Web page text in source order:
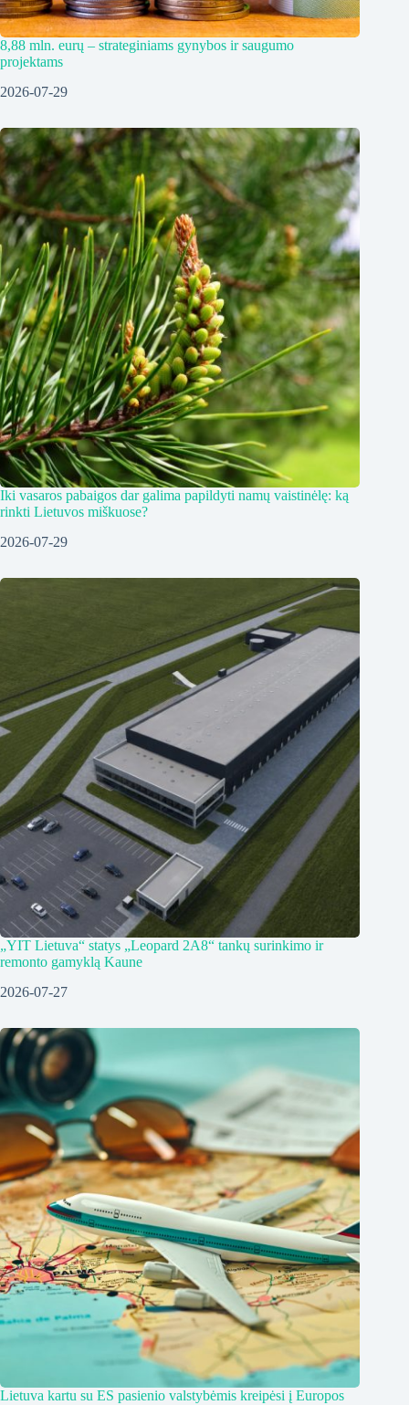
8,88 mln. eurų – strateginiams gynybos ir saugumo
projektams
2026-07-29
Iki vasaros pabaigos dar galima papildyti namų vaistinėlę: ką
rinkti Lietuvos miškuose?
2026-07-29
„YIT Lietuva“ statys „Leopard 2A8“ tankų surinkimo ir
remonto gamyklą Kaune
2026-07-27
Lietuva kartu su ES pasienio valstybėmis kreipėsi į Europos